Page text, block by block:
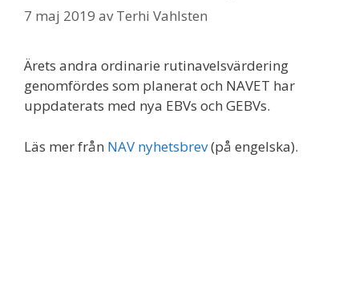
7 maj 2019 avTerhi Vahlsten
Ärets andra ordinarie rutinavelsvärdering
genomfördes som planerat och NAVET har
uppdaterats med nya EBVs och GEBVs.
Läs mer från NAV nyhetsbrev(på engelska).